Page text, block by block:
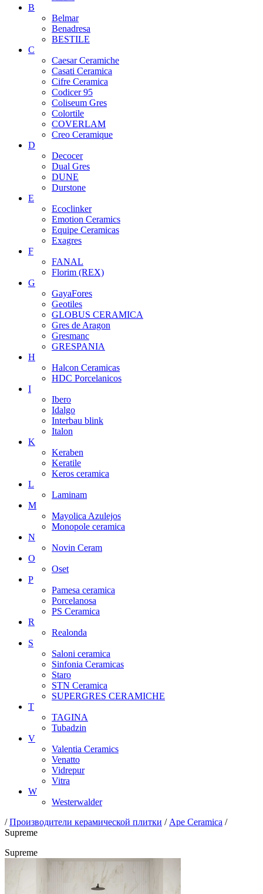
B
Belmar
Benadresa
BESTILE
C
Caesar Ceramiche
Casati Ceramica
Cifre Ceramica
Codicer 95
Coliseum Gres
Colortile
COVERLAM
Creo Ceramique
D
Decocer
Dual Gres
DUNE
Durstone
E
Ecoclinker
Emotion Ceramics
Equipe Ceramicas
Exagres
F
FANAL
Florim (REX)
G
GayaFores
Geotiles
GLOBUS CERAMICA
Gres de Aragon
Gresmanc
GRESPANIA
H
Halcon Ceramicas
HDC Porcelanicos
I
Ibero
Idalgo
Interbau blink
Italon
K
Keraben
Keratile
Keros ceramica
L
Laminam
M
Mayolica Azulejos
Monopole ceramica
N
Novin Ceram
O
Oset
P
Pamesa ceramica
Porcelanosa
PS Ceramica
R
Realonda
S
Saloni ceramica
Sinfonia Ceramicas
Staro
STN Ceramica
SUPERGRES CERAMICHE
T
TAGINA
Tubadzin
V
Valentia Ceramics
Venatto
Vidrepur
Vitra
W
Westerwalder
/Производители керамической плитки / Ape Ceramica /
Supreme
Supreme